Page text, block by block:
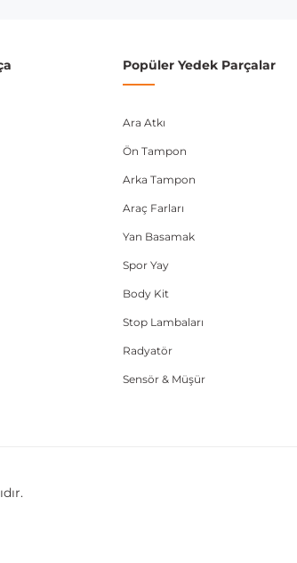
Popüler Yedek Parçalar
Ara Atkı
Ön Tampon
Arka Tampon
Araç Farları
Yan Basamak
Spor Yay
Body Kit
Stop Lambaları
Radyatör
Sensör & Müşür